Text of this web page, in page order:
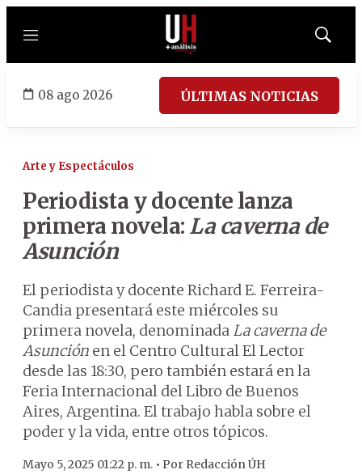
Menú
Mostrar
08 ago 2026 ÚLTIMAS NOTICIAS
Arte y Espectáculos
Periodista y docente lanza
primera novela: La caverna de
Asunción
El periodista y docente Richard E. Ferreira-
Candia presentará este miércoles su
primera novela, denominadaLa caverna de
Asunción en el Centro Cultural El Lector
desde las 18:30, pero también estará en la
Feria Internacional del Libro de Buenos
Aires, Argentina. El trabajo habla sobre el
poder y la vida, entre otros tópicos.
Mayo 5, 2025 01:22 p. m. • Por Redacción ÚH